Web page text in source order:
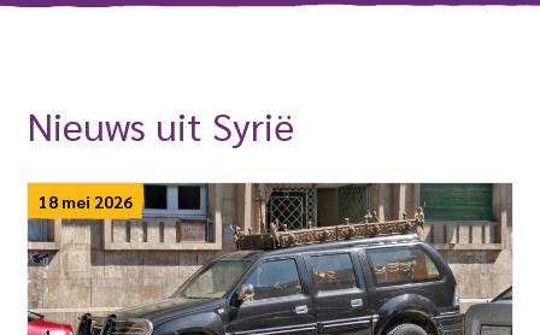
Nieuws uit Syrië
18 mei 2026